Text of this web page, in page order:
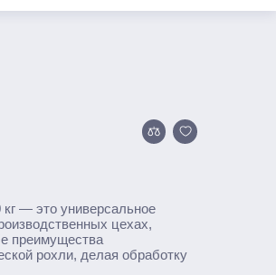
— это универсальное
цехах,
преимущества
рохли, делая обработку